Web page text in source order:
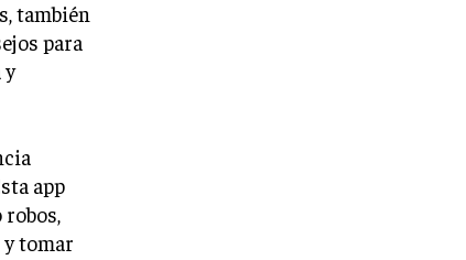
también
para
y
app
tomar